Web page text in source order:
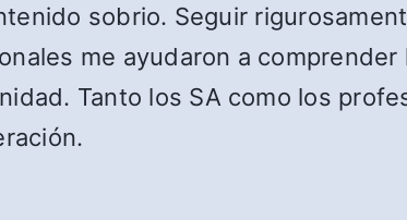
sobrio. Seguir
me ayudaron a
Tanto los SA como los